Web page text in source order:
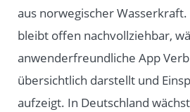
aus norwegischer
bleibt offen nachvollziehbar,
anwenderfreundliche App
übersichtlich darstellt und
aufzeigt. In Deutschland